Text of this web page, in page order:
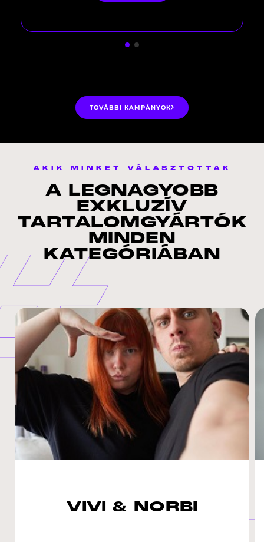
TOVÁBBI KAMPÁNYOK
AKIK MINKET VÁLASZTOTTAK
A LEGNAGYOBB
EXKLUZÍV
TARTALOMGYÁRTÓK
MINDEN
KATEGÓRIÁBAN
VIVI & NORBI